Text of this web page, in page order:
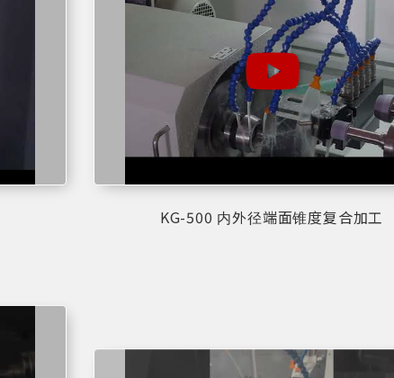
KG-500 内外径端面锥度复合加工